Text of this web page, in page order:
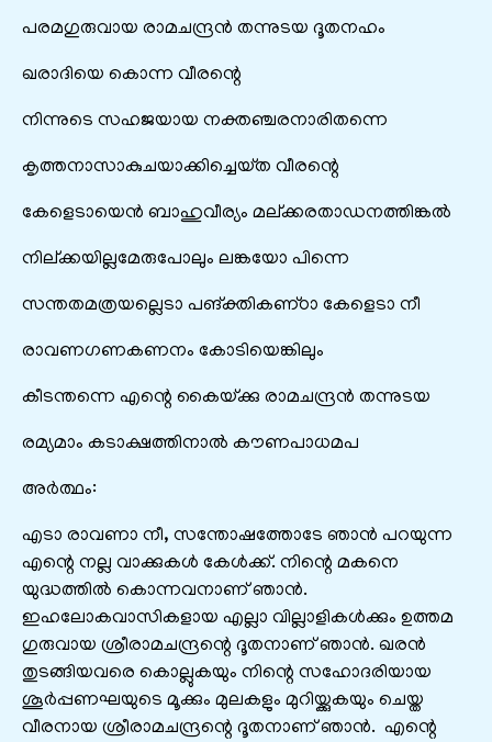
പരമഗുരുവായ രാമചന്ദ്രന്‍ തന്നുടയ ദൂതനഹം
ഖരാദിയെ കൊന്ന വീരന്റെ
നിന്നുടെ സഹജയായ നക്തഞ്ചരനാരിതന്നെ
കൃത്തനാസാകുചയാക്കിച്ചെയ്‌ത വീരന്റെ
കേളെടായെന്‍ ബാഹുവീര്യം മല്‌ക്കരതാഡനത്തിങ്കല്‍
നില്‌ക്കയില്ലമേരുപോലും ലങ്കയോ പിന്നെ
സന്തതമത്രയല്ലെടാ പങ്‌ക്തികണ്‌ഠാ കേളെടാ നീ
രാവണഗണകണനം കോടിയെങ്കിലും
കീടന്തന്നെ എന്റെ കൈയ്‌ക്കു രാമചന്ദ്രന്‍ തന്നുടയ
രമ്യമാം കടാക്ഷത്തിനാല്‍ കൗണപാധമപ
അർത്ഥം:
എടാ രാവണാ നീ, സന്തോഷത്തോടേ ഞാൻ പറയുന്ന
എന്റെ നല്ല വാക്കുകൾ കേൾക്ക്. നിന്റെ മകനെ
യുദ്ധത്തിൽ കൊന്നവനാണ് ഞാൻ.
ഇഹലോകവാസികളായ എല്ലാ വില്ലാളികൾക്കും ഉത്തമ
ഗുരുവായ ശ്രീരാമചന്ദ്രന്റെ ദൂതനാണ് ഞാൻ. ഖരൻ
തുടങ്ങിയവരെ കൊല്ലുകയും നിന്റെ സഹോദരിയായ
ശൂർപ്പണഘയുടെ മൂക്കും മുലകളും മുറിയ്ക്കുകയും ചെയ്ത
വീരനായ ശ്രീരാമചന്ദ്രന്റെ ദൂതനാണ് ഞാൻ. എന്റെ